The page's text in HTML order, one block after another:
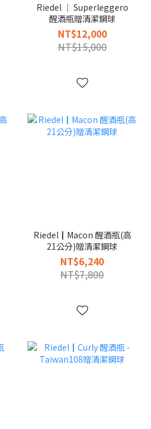
Riedel │ Superleggero
醒酒瓶贈清潔鋼球
NT$12,000
NT$15,000
Riedel┃Macon 醒酒瓶(高
21公分)贈清潔鋼球
NT$6,240
NT$7,800